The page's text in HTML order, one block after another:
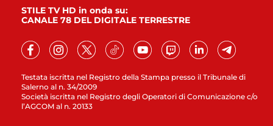
Testata iscritta nel Registro della Stampa presso il Tribunale di
Salerno al n. 34/2009
Società iscritta nel Registro degli Operatori di Comunicazione c/o
l’AGCOM al n. 20133
STILE TV HD in onda su:
CANALE 78 DEL DIGITALE TERRESTRE